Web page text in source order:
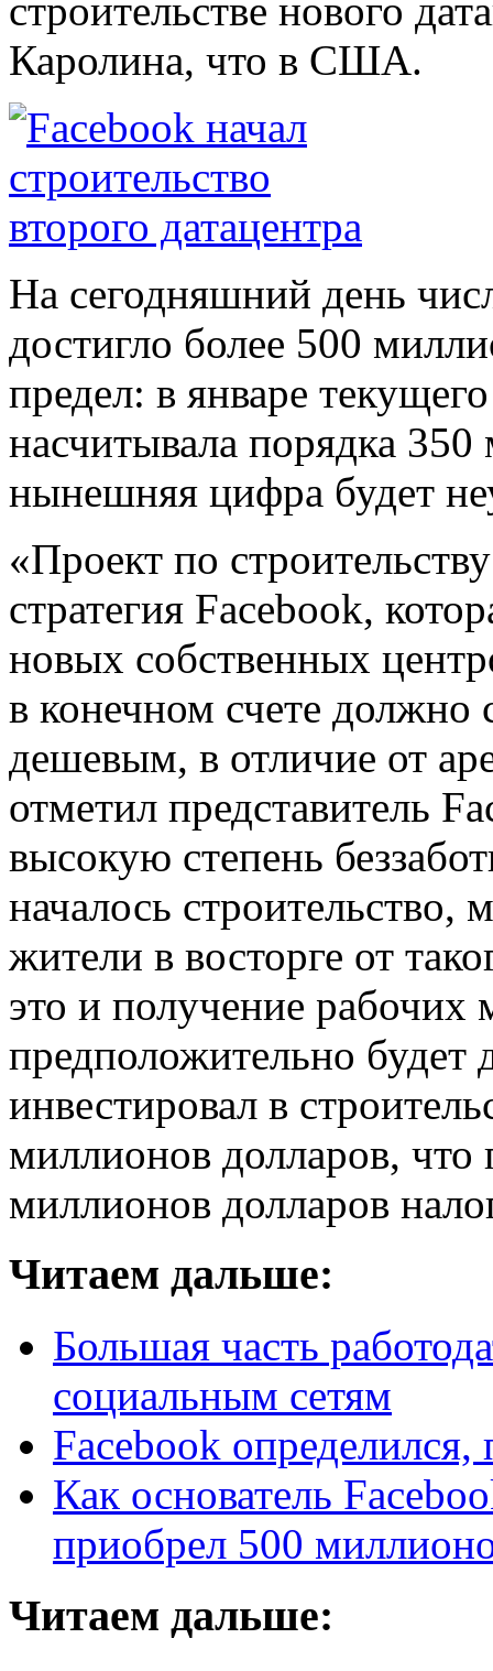
строительстве нового
Каролина, что в США.
На сегодняшний день
достигло более 500
предел: в январе
насчитывала порядка
нынешняя цифра будет
«Проект по
стратегия Facebook,
новых собственных
в конечном счете должно
дешевым, в отличие от
отметил представитель
высокую степень
началось
жители в восторге от
это и получение рабочих
предположительно будет
инвестировал в
миллионов долларов, что
миллионов долларов
Читаем дальше:
Большая часть
социальным сетям
Facebook определился,
Как основатель
приобрел 500
Читаем дальше: